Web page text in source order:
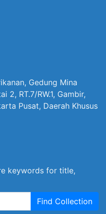
Gedung Mina
2, RT.7/RW.1, Gambir,
Pusat, Daerah Khusus
keywords for title,
Find Collection